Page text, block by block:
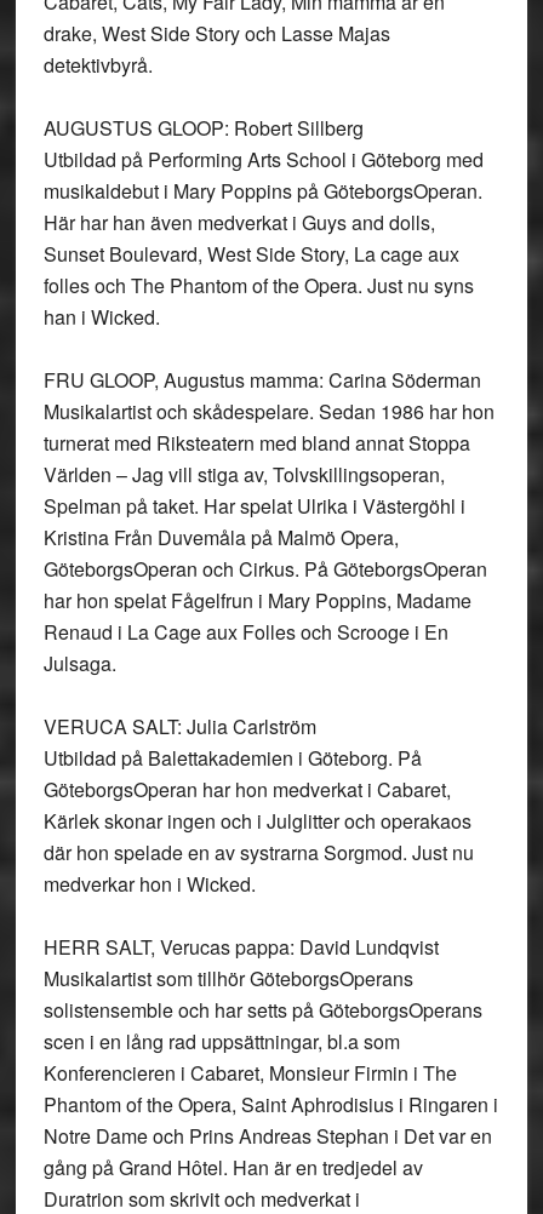
drake, West Side Story och Lasse Majas
detektivbyrå.
AUGUSTUS GLOOP: Robert Sillberg
Utbildad på Performing Arts School i Göteborg med
musikaldebut i Mary Poppins på GöteborgsOperan.
Här har han även medverkat i Guys and dolls,
Sunset Boulevard, West Side Story, La cage aux
folles och The Phantom of the Opera. Just nu syns
han i Wicked.
FRU GLOOP, Augustus mamma: Carina Söderman
Musikalartist och skådespelare. Sedan 1986 har hon
turnerat med Riksteatern med bland annat Stoppa
Världen – Jag vill stiga av, Tolvskillingsoperan,
Spelman på taket. Har spelat Ulrika i Västergöhl i
Kristina Från Duvemåla på Malmö Opera,
GöteborgsOperan och Cirkus. På GöteborgsOperan
har hon spelat Fågelfrun i Mary Poppins, Madame
Renaud i La Cage aux Folles och Scrooge i En
Julsaga.
VERUCA SALT: Julia Carlström
Utbildad på Balettakademien i Göteborg. På
GöteborgsOperan har hon medverkat i Cabaret,
Kärlek skonar ingen och i Julglitter och operakaos
där hon spelade en av systrarna Sorgmod. Just nu
medverkar hon i Wicked.
HERR SALT, Verucas pappa: David Lundqvist
Musikalartist som tillhör GöteborgsOperans
solistensemble och har setts på GöteborgsOperans
scen i en lång rad uppsättningar, bl.a som
Konferencieren i Cabaret, Monsieur Firmin i The
Phantom of the Opera, Saint Aphrodisius i Ringaren i
Notre Dame och Prins Andreas Stephan i Det var en
gång på Grand Hôtel. Han är en tredjedel av
Duratrion som skrivit och medverkat i